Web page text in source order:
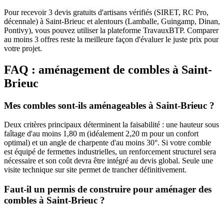
Pour recevoir 3 devis gratuits d'artisans vérifiés (SIRET, RC Pro,
décennale) à Saint-Brieuc et alentours (Lamballe, Guingamp, Dinan,
Pontivy), vous pouvez utiliser la plateforme TravauxBTP. Comparer
au moins 3 offres reste la meilleure façon d'évaluer le juste prix pour
votre projet.
FAQ : aménagement de combles à Saint-
Brieuc
Mes combles sont-ils aménageables à Saint-Brieuc ?
Deux critères principaux déterminent la faisabilité : une hauteur sous
faîtage d'au moins 1,80 m (idéalement 2,20 m pour un confort
optimal) et un angle de charpente d'au moins 30°. Si votre comble
est équipé de fermettes industrielles, un renforcement structurel sera
nécessaire et son coût devra être intégré au devis global. Seule une
visite technique sur site permet de trancher définitivement.
Faut-il un permis de construire pour aménager des
combles à Saint-Brieuc ?